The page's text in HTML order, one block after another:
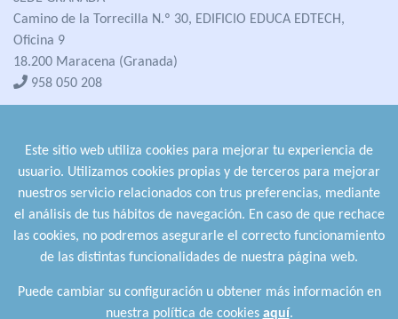
Camino de la Torrecilla N.º 30, EDIFICIO EDUCA EDTECH,
Oficina 9
18.200 Maracena (Granada)
958 050 208
958 991 970
Este sitio web utiliza cookies para mejorar tu experiencia de
usuario. Utilizamos cookies propias y de terceros para mejorar
nuestros servicio relacionados con trus preferencias, mediante
el análisis de tus hábitos de navegación. En caso de que rechace
las cookies, no podremos asegurarle el correcto funcionamiento
de las distintas funcionalidades de nuestra página web.
Puede cambiar su configuración u obtener más información en
nuestra política de cookies aquí.